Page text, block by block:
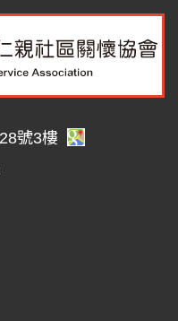
號3樓